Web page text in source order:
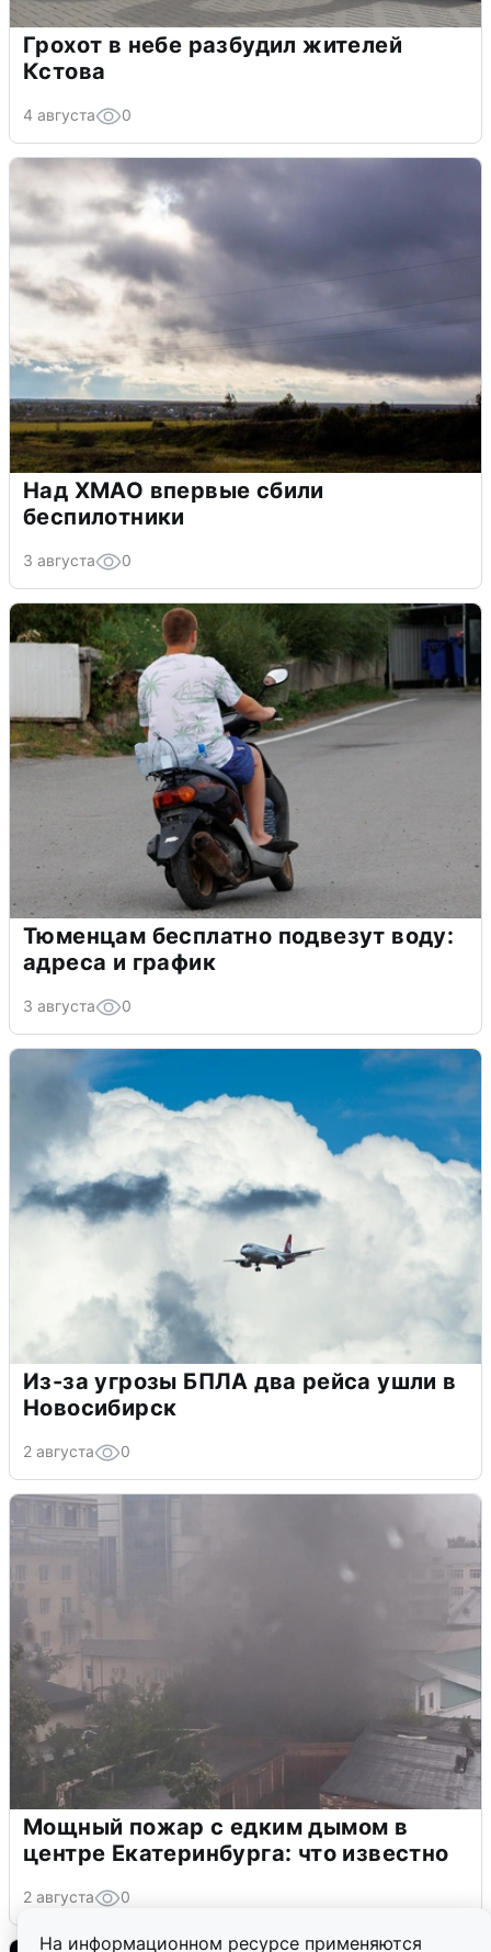
На информационном ресурсе применяются
Грохот в небе разбудил жителей
Кстова
4 августа 0
Над ХМАО впервые сбили
беспилотники
3 августа 0
Тюменцам бесплатно подвезут воду:
адреса и график
3 августа 0
Из-за угрозы БПЛА два рейса ушли в
Новосибирск
2 августа 0
Мощный пожар с едким дымом в
центре Екатеринбурга: что известно
2 августа 0